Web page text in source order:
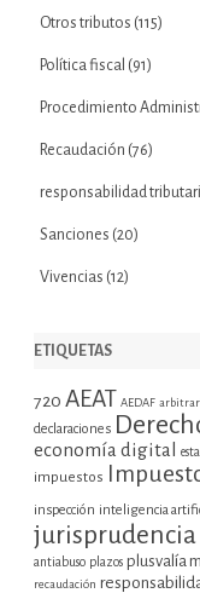
Otros tributos (115)
Política fiscal (91)
Procedimiento
Recaudación (76)
responsabilidad
Sanciones (20)
Vivencias (12)
ETIQUETAS
720 AEAT AEDAF
declaraciones
economía digital
impuestos
inspección inteligencia
jurisprudencia
antiabuso plazos plusvalía
recaudación